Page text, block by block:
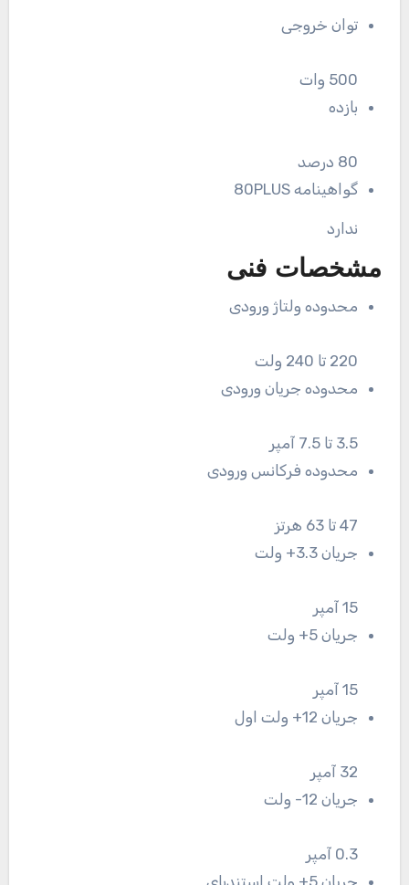
توان خروجی
500 وات
بازده
80 درصد
گواهینامه 80PLUS
ندارد
مشخصات فنی
محدوده ولتاژ ورودی
220 تا 240 ولت
محدوده جریان ورودی
3.5 تا 7.5 آمپر
محدوده فرکانس ورودی
47 تا 63 هرتز
جریان 3.3+ ولت
15 آمپر
جریان 5+ ولت
15 آمپر
جریان 12+ ولت اول
32 آمپر
جریان 12- ولت
0.3 آمپر